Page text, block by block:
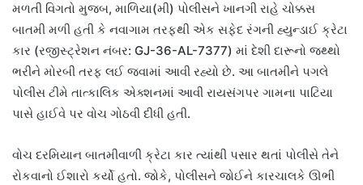
મળતી વિગતો મુજબ, માળિયા(મી) પોલીસને ખાનગી રાહે ચોક્કસ
બાતમી મળી હતી કે નવાગામ તરફથી એક સફેદ રંગની હ્યુન્ડાઈ ક્રેટા
કાર (રજીસ્ટ્રેશન નંબર: GJ-36-AL-7377) માં દેશી દારૂનો જથ્થો
ભરીને મોરબી તરફ લઈ જવામાં આવી રહ્યો છે. આ બાતમીને પગલે
પોલીસ ટીમે તાત્કાલિક એક્શનમાં આવી રાયસંગપર ગામના પાટિયા
પાસે હાઈવે પર વોચ ગોઠવી દીધી હતી.
વોચ દરમિયાન બાતમીવાળી ક્રેટા કાર ત્યાંથી પસાર થતાં પોલીસે તેને
રોકવાનો ઈશારો કર્યો હતો. જોકે, પોલીસને જોઈને કારચાલકે ઊભી